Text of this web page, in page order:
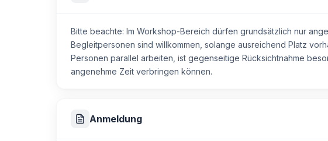
Bitte beachte: Im Workshop-Bereich dürfen grundsätzlich nur
Begleitpersonen sind willkommen, solange ausreichend Platz
Personen parallel arbeiten, ist gegenseitige Rücksichtnahme
angenehme Zeit verbringen können.
Anmeldung